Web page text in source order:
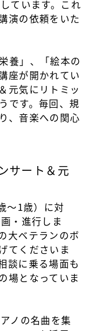
ています。これ
演の依頼をいた
養」、「絵本の
座が開かれてい
元気にリトミッ
です。毎回、規
、音楽への関心
サート＆元
～1歳）に対
・進行しま
大ベテランのボ
てくださいま
談に乗る場面も
場となっていま
ノの名曲を集